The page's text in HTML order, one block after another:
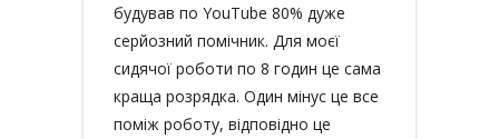
будував по YouTube 80% дуже
серйозний помічник. Для моєї
сидячої роботи по 8 годин це сама
краща розрядка. Один мінус це все
поміж роботу, відповідно це